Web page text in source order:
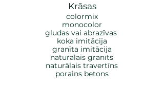
Krāsas
colormix
monocolor
gludas vai abrazīvas
koka imitācija
granīta imitācija
naturālais granīts
naturālais travertīns
porains betons